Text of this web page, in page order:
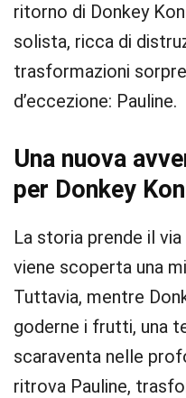
ritorno di Donkey
solista, ricca di
trasformazioni
d’eccezione: Pauline.
Una nuova
per Donkey
La storia prende il
viene scoperta una
Tuttavia, mentre
goderne i frutti, una
scaraventa nelle
ritrova Pauline,